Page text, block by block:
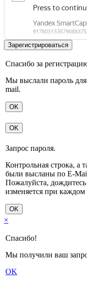
Спасибо за
Мы выслали пароль
mail.
OK
OK
Запрос пароля.
Контрольная строка, а
были высланы по E-
Пожалуйста, дождитесь
изменяется при каждом
OK
×
Спасибо!
Мы получили ваш
OK